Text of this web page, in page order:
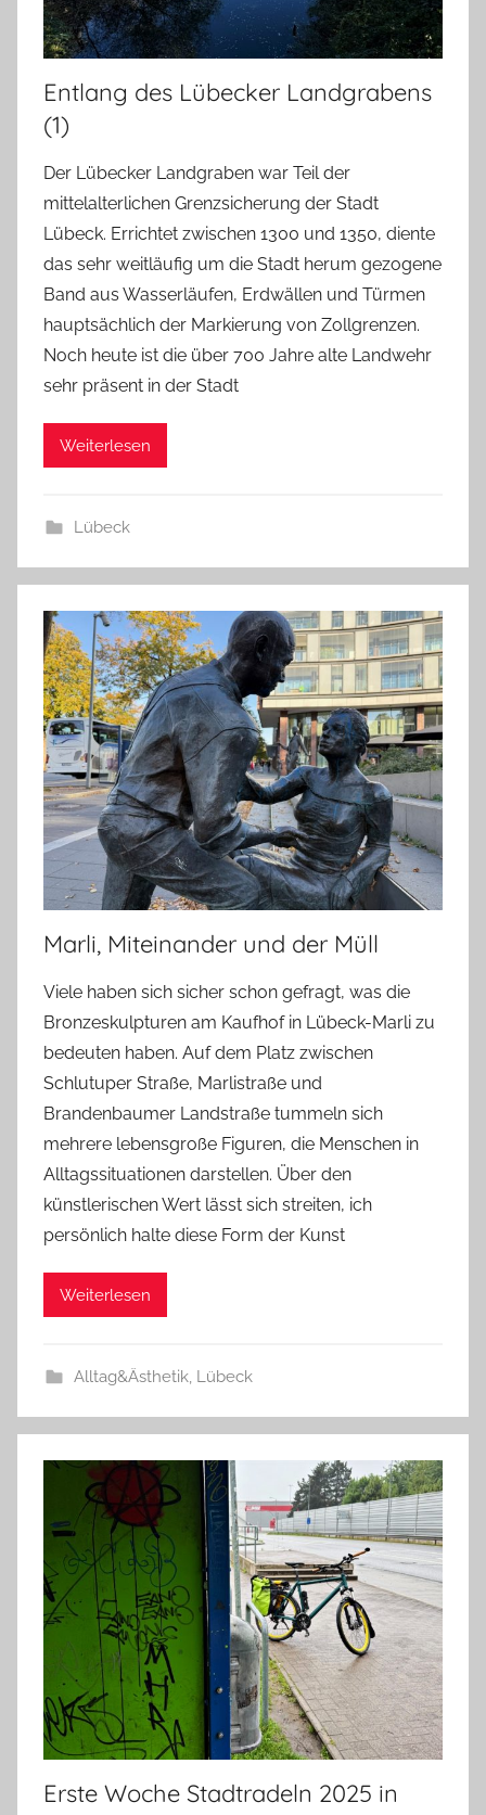
Entlang des Lübecker Landgrabens
(1)
Der Lübecker Landgraben war Teil der
mittelalterlichen Grenzsicherung der Stadt
Lübeck. Errichtet zwischen 1300 und 1350, diente
das sehr weitläufig um die Stadt herum gezogene
Band aus Wasserläufen, Erdwällen und Türmen
hauptsächlich der Markierung von Zollgrenzen.
Noch heute ist die über 700 Jahre alte Landwehr
sehr präsent in der Stadt
Weiterlesen
Lübeck
Marli, Miteinander und der Müll
Viele haben sich sicher schon gefragt, was die
Bronzeskulpturen am Kaufhof in Lübeck-Marli zu
bedeuten haben. Auf dem Platz zwischen
Schlutuper Straße, Marlistraße und
Brandenbaumer Landstraße tummeln sich
mehrere lebensgroße Figuren, die Menschen in
Alltagssituationen darstellen. Über den
künstlerischen Wert lässt sich streiten, ich
persönlich halte diese Form der Kunst
Weiterlesen
Alltag&Ästhetik, Lübeck
Erste Woche Stadtradeln 2025 in